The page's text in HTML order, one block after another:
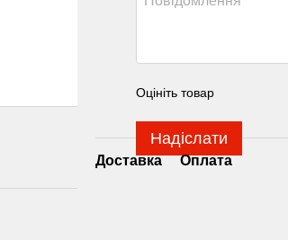
Оцініть товар
Надіслати
Доставка Оплата